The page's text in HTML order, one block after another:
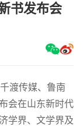
书发布会
渡传媒、鲁南
会在山东新时代
学界、文学界及